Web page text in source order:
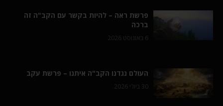
פרשת ראה – להיות בקשר עם הקב"ה זה
ברכה
העולם נגדנו הקב"ה איתנו – פרשת עקב